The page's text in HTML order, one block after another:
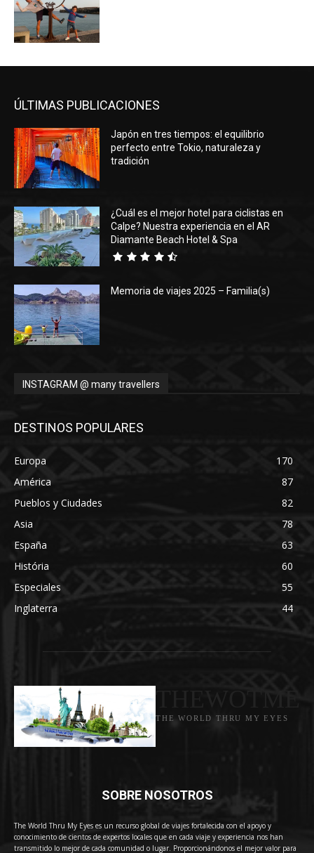
ÚLTIMAS PUBLICACIONES
Japón en tres tiempos: el equilibrio
perfecto entre Tokio, naturaleza y
tradición
¿Cuál es el mejor hotel para ciclistas en
Calpe? Nuestra experiencia en el AR
Diamante Beach Hotel & Spa
Memoria de viajes 2025 – Familia(s)
INSTAGRAM @ many travellers
DESTINOS POPULARES
Europa
170
América
87
Pueblos y Ciudades
82
Asia
78
España
63
História
60
Especiales
55
Inglaterra
44
THE WORLD THRU MY EYES
SOBRE NOSOTROS
The World Thru My Eyes es un recurso global de viajes fortalecida con el apoyo y
conocimiento de cientos de expertos locales que en cada viaje y experiencia nos han
transmitido lo mejor de cada comunidad o lugar. Proporcionándonos el mejor valor para